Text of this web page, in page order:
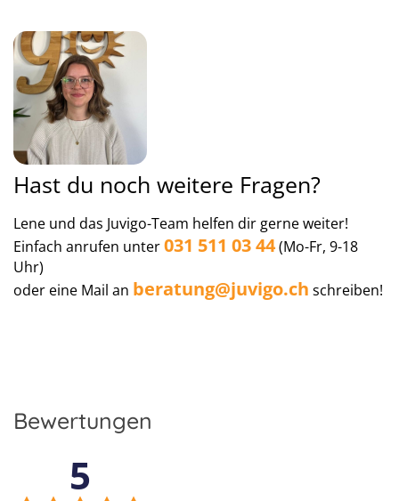
Hast du noch weitere Fragen?
Lene und das Juvigo-Team helfen dir gerne weiter!
Einfach anrufen unter031 511 03 44(Mo-Fr, 9-18
Uhr)
oder eine Mail an beratung@juvigo.ch schreiben!
Bewertungen
5